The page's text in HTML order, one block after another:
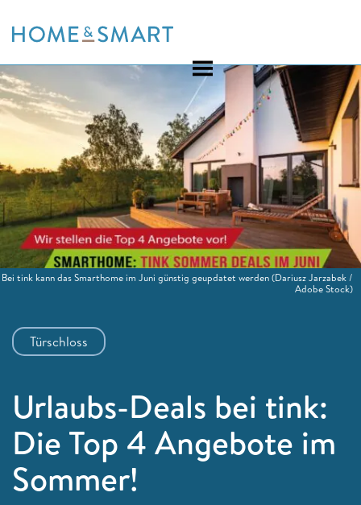
to
Türschloss
Urlaubs-Deals bei tink:
Die Top 4 Angebote im
Sommer!
Bei tink kann das Smarthome im Juni günstig geupdatet werden(Dariusz Jarzabek /
Adobe Stock)